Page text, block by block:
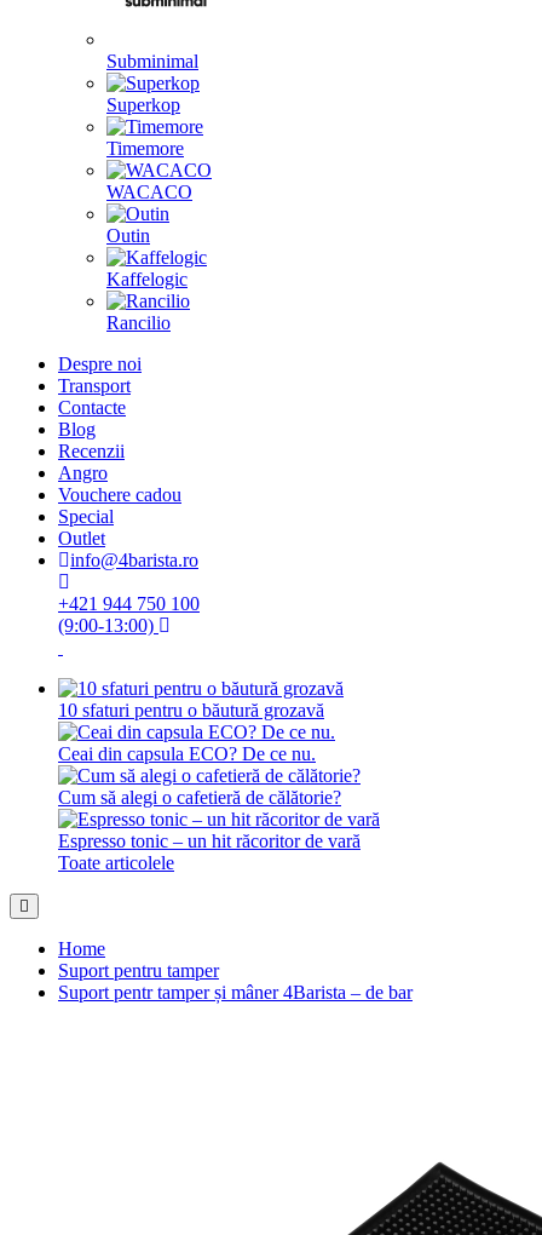
Subminimal
Superkop
Timemore
WACACO
Outin
Kaffelogic
Rancilio
Despre noi
Transport
Contacte
Blog
Recenzii
Angro
Vouchere cadou
Special
Outlet
info@4barista.ro
+421 944 750 100
(9:00-13:00)
10 sfaturi pentru o băutură grozavă
Ceai din capsula ECO? De ce nu.
Cum să alegi o cafetieră de călătorie?
Espresso tonic – un hit răcoritor de vară
Toate articolele
Home
Suport pentru tamper
Suport pentr tamper și mâner 4Barista – de bar